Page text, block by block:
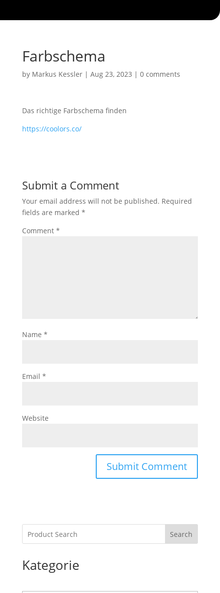
Farbschema
by Markus Kessler| Aug 23, 2023 | 0 comments
Das richtige Farbschema finden
https://coolors.co/
Submit a Comment
Your email address will not be published. Required
fields are marked *
Comment *
Name *
Email *
Website
Search
Kategorie